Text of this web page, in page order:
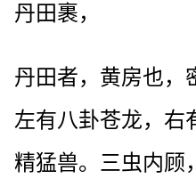
丹田裹，
丹田者，黄房也，
左有八卦苍龙，右
精猛兽。三虫内顾